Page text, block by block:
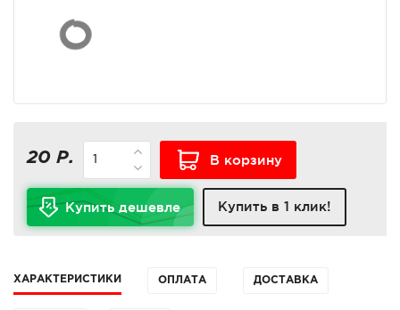
20 Р. В корзину
Купить дешевле Купить в 1 клик!
ХАРАКТЕРИСТИКИ ОПЛАТА ДОСТАВКА